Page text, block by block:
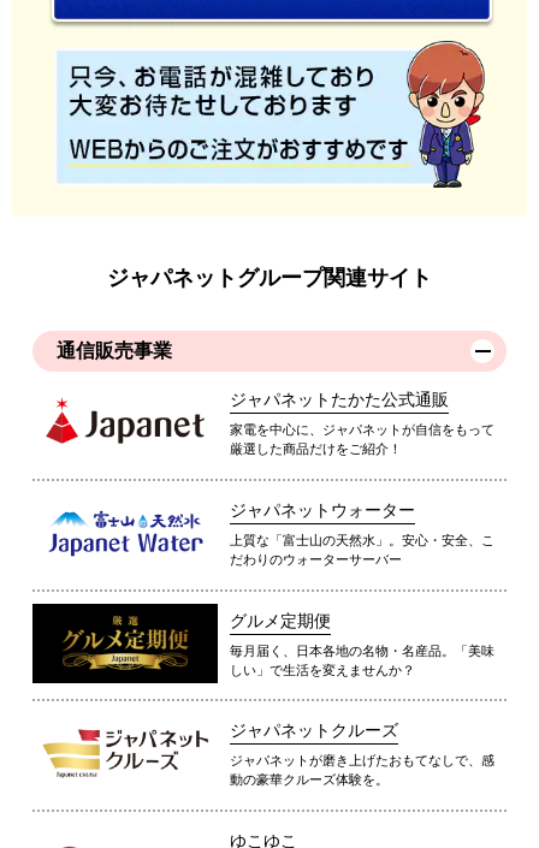
ジャパネットグループ関連サイト
通信販売事業
ジャパネットたかた公式通販
家電を中心に、ジャパネットが自信をもって
厳選した商品だけをご紹介！
ジャパネットウォーター
上質な「富士山の天然水」。安心・安全、こ
だわりのウォーターサーバー
グルメ定期便
毎月届く、日本各地の名物・名産品。「美味
しい」で生活を変えませんか？
ジャパネットクルーズ
ジャパネットが磨き上げたおもてなしで、感
動の豪華クルーズ体験を。
ゆこゆこ